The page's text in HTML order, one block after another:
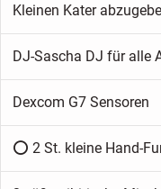
Kleinen Kater
DJ-Sascha DJ für alle
Dexcom G7 Sensoren